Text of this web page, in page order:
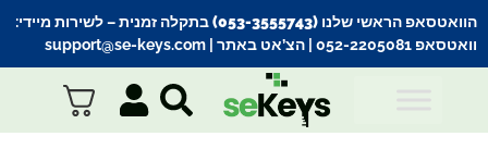
הוואטסאפ הראשי שלנו (053-3555743) בתקלה זמנית
– לשירות מיידי:
וואטסאפ 052-2205081
| הצ’אט באתר | support@se-keys.com